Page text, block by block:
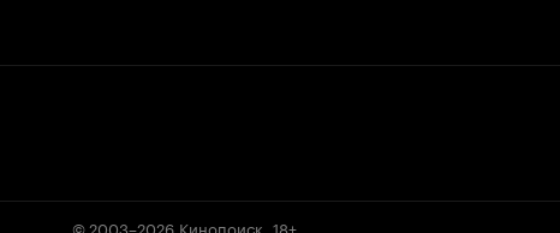
© 2003–2026 Кинопоиск 18+